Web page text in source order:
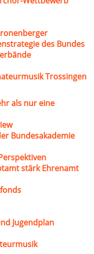
des Bundes
Trossingen
als nur eine
Bundesakademie
stärk Ehrenamt
Jugendplan